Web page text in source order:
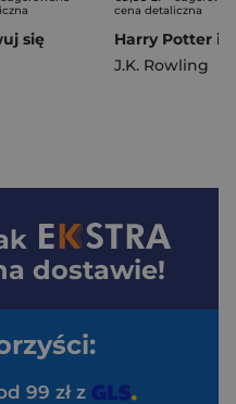
się
cena detaliczna
J.K. Rowling
dostawie!
99 zł z